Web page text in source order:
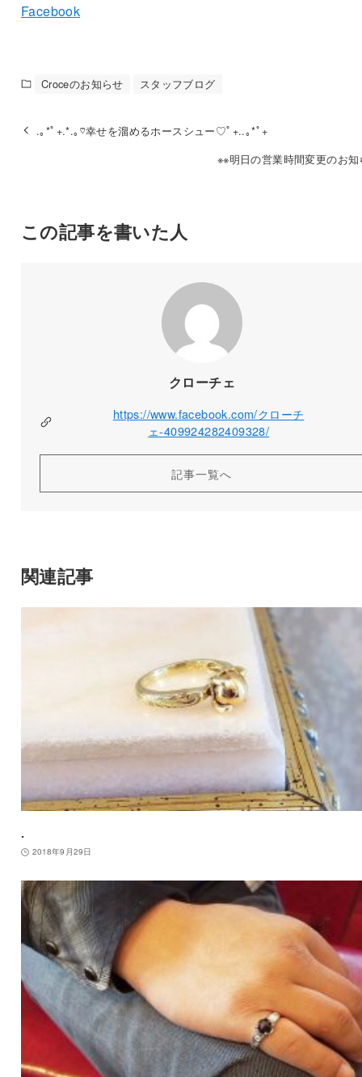
Facebook
Croceのお知らせ スタッフブログ
.｡*ﾟ+.*.｡♡幸せを溜めるホースシュー♡ﾟ+..｡*ﾟ+
※※明日の営業時間変更のお
この記事を書いた人
クローチェ
https://www.facebook.com/クローチ
ェ-409924282409328/
記事一覧へ
関連記事
.
2018年9月29日